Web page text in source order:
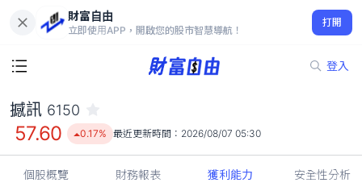
財富自由
立即使用APP，開啟您的股市智慧導航！
打開
登入
57.60
0.17%
撼訊 6150
57.60 0.17% 最近更新時間： 2026/08/07 05:30
個股概覽 財務報表 獲利能力 安全性分析